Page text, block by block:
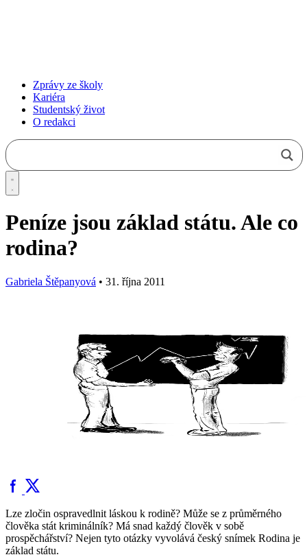
Zprávy ze školy
Kariéra
Studentský život
O redakci
Peníze jsou základ státu. Ale co
rodina?
Gabriela Štěpanyová • 31. října 2011
Lze zločin ospravedlnit láskou k rodině? Může se z průměrného
člověka stát kriminálník? Má snad každý člověk v sobě
prospěchářství? Nejen tyto otázky vyvolává český snímek Rodina je
základ státu.